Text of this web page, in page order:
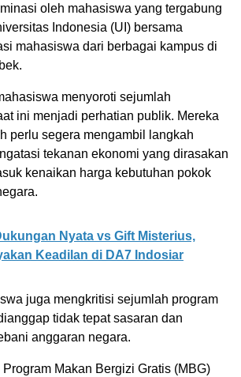
oleh mahasiswa yang tergabung
Indonesia (UI) bersama
mahasiswa dari berbagai kampus di
menyoroti sejumlah
ini menjadi perhatian publik. Mereka
perlu segera mengambil langkah
tekanan ekonomi yang dirasakan
kenaikan harga kebutuhan pokok
Nyata vs Gift Misterius,
Keadilan di DA7 Indosiar
juga mengkritisi sejumlah program
tidak tepat sasaran dan
anggaran negara.
Makan Bergizi Gratis (MBG)